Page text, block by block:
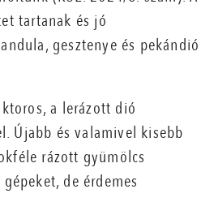
tartanak és jó
gesztenye és pekándió
a lerázott dió
Újabb és valamivel kisebb
rázott gyümölcs
de érdemes